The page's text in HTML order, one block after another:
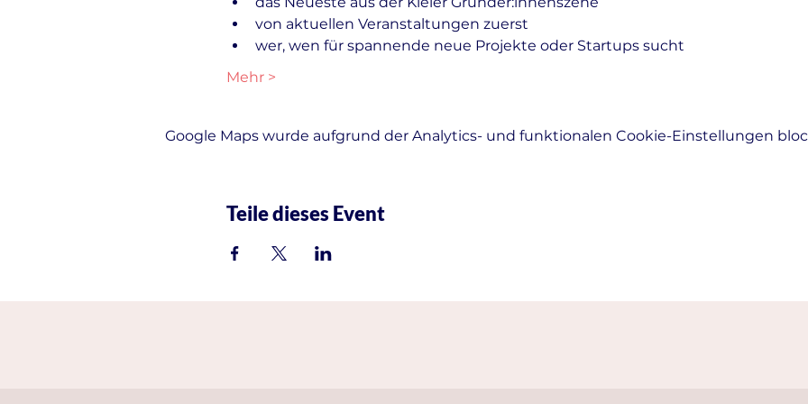
von aktuellen Veranstaltungen zuerst
wer, wen für spannende neue Projekte oder Startups sucht
Mehr >
Google Maps wurde aufgrund der Analytics- und funktionalen Cookie-Einstellungen
Teile dieses Event